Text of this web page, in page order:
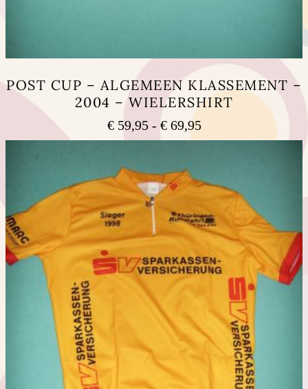
POST CUP – ALGEMEEN KLASSEMENT –
2004 – WIELERSHIRT
€59,95 - €69,95Prijsklasse:
€ 59,95
heeft
meerdere
variaties.
Deze
optie
kan
gekozen
worden
op